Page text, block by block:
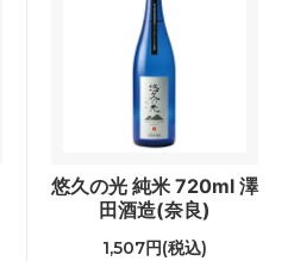
悠久の光 純米 720ml 澤
田酒造(奈良)
1,507円(税込)